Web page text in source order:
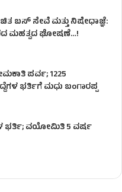
ಬಸ್ ಸೇವೆ ಮತ್ತು ನಿಷೇಧಾಜ್ಞೆ:
ಮಹತ್ವದ ಘೋಷಣೆ…!
ಪರ್ವ; 1225
ಭರ್ತಿಗೆ ಮಧು ಬಂಗಾರಪ್ಪ
ಭರ್ತಿ; ವಯೋಮಿತಿ 5 ವರ್ಷ